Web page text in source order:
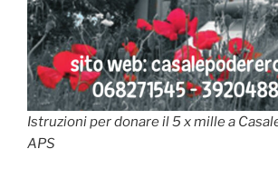
Istruzioni per donare il 5 x mille a
APS